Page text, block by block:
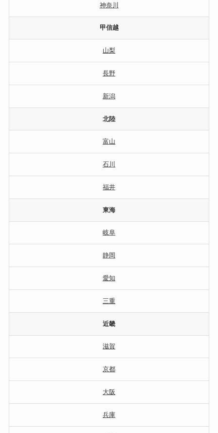
神奈川
甲信越
山梨
長野
新潟
北陸
富山
石川
福井
東海
岐阜
静岡
愛知
三重
近畿
滋賀
京都
大阪
兵庫